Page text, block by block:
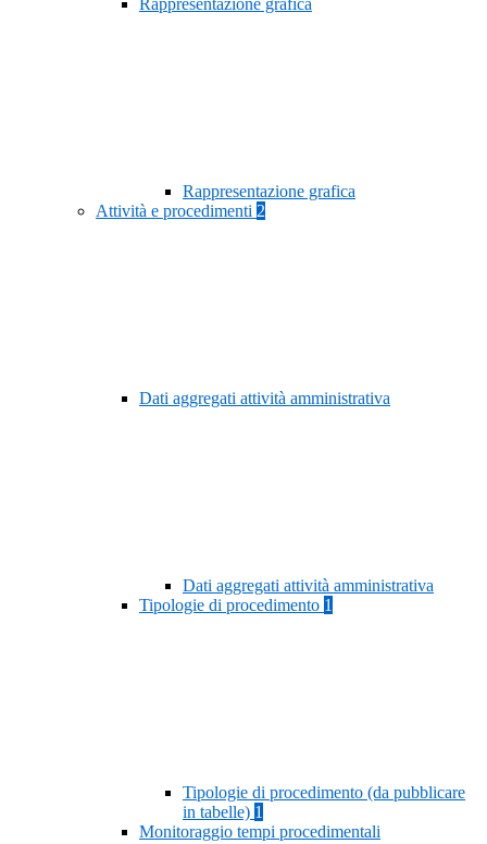
Rappresentazione grafica
Rappresentazione grafica
Attività e procedimenti 2
Dati aggregati attività amministrativa
Dati aggregati attività amministrativa
Tipologie di procedimento 1
Tipologie di procedimento (da pubblicare
in tabelle) 1
Monitoraggio tempi procedimentali